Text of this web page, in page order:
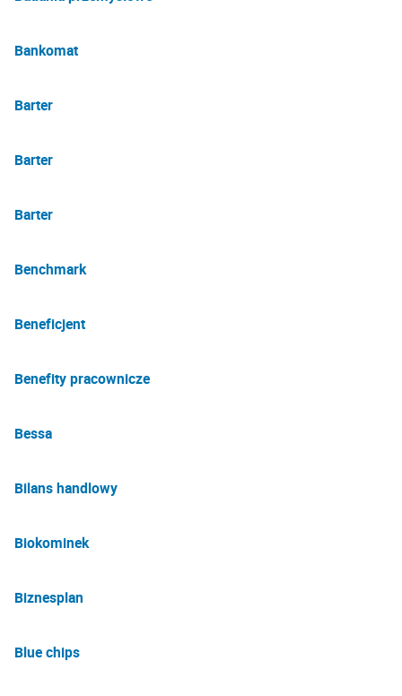
Bankomat
Barter
Barter
Barter
Benchmark
Beneficjent
Benefity pracownicze
Bessa
Bilans handlowy
Biokominek
Biznesplan
Blue chips